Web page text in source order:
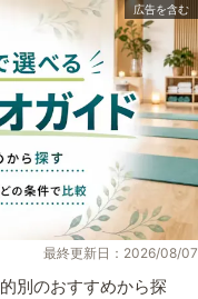
最終更新日：2026/08/07
別のおすすめから探